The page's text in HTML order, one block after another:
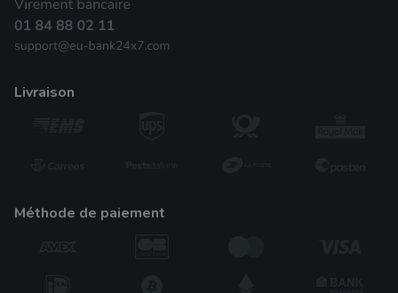
livraison
méthode de paiement